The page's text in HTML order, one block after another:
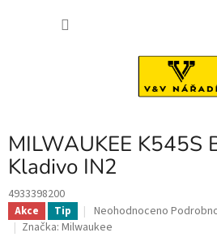
MILWAUKEE K545S
Kladivo IN2
4933398200
Akce Tip
Průměrné
hodnocení
Neohodnoceno
Značka: Milwaukee